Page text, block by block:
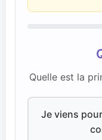
Quelle est la
Je viens